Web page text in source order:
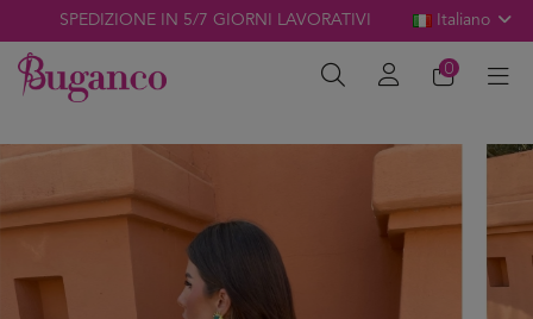
SPEDIZIONE IN 5/7 GIORNI LAVORATIVI Italiano
0